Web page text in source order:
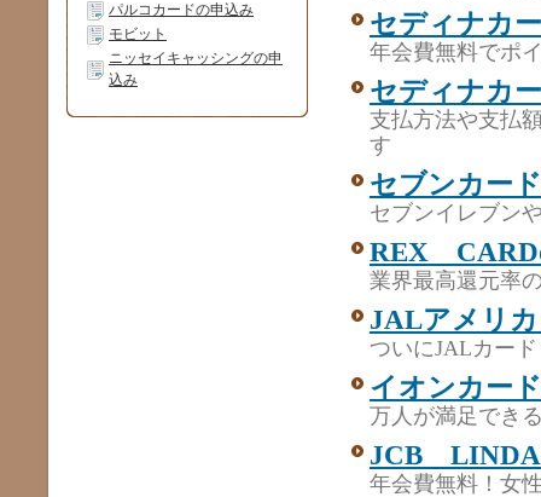
セディナカ
年会費無料でポ
セディナカ
支払方法や支払
す
セブンカー
セブンイレブン
REX CARD
業界最高還元率
JALアメリ
ついにJALカー
イオンカー
万人が満足でき
JCB LINDA
年会費無料！女
パルコカードの申込み
モビット
ニッセイキャッシングの申
込み